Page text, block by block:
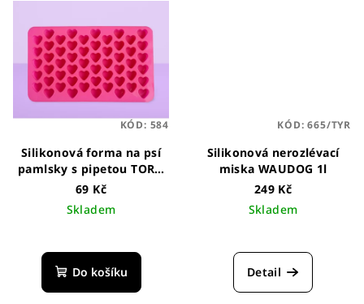
Silikonová forma na psí
pamlsky s pipetou TORO
Srdíčka
69 Kč
Skladem
hodnocení
produktu
Do košíku
KÓD: 584
Silikonová nerozlévací
miska WAUDOG 1l
249 Kč
Skladem
Detail
KÓD:665/TYR